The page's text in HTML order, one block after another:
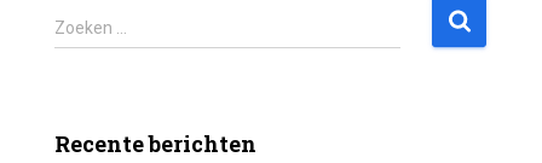
Z
o
n
Zoeken …
Recente berichten